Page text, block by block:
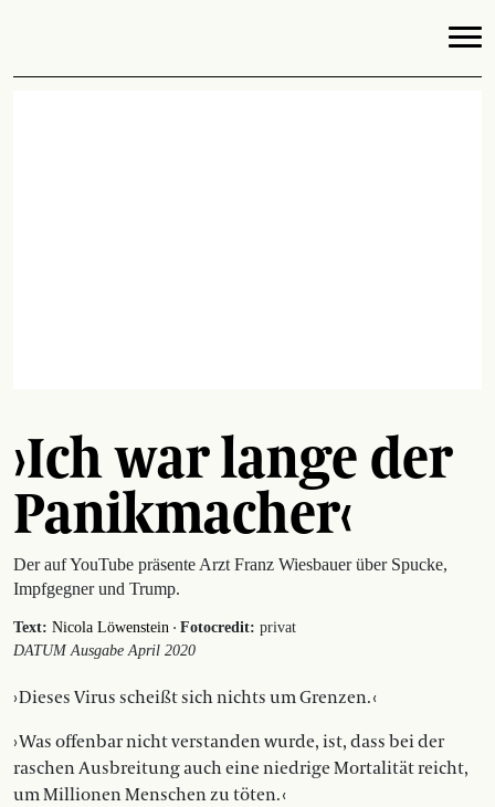
›Ich war lange der
Panikmacher‹
Der auf YouTube präsente Arzt Franz Wiesbauer über Spucke,
Impfgegner und Trump.
Text: Nicola Löwenstein · Fotocredit: privat
DATUM Ausgabe April 2020
› Dieses Virus scheißt sich nichts um Grenzen. ‹
› Was offenbar nicht verstanden wurde, ist, dass bei der
raschen Ausbreitung auch eine niedrige Mortalität reicht,
um Millionen Menschen zu töten. ‹